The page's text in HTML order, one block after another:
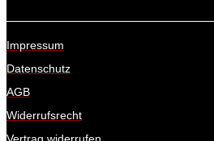
Impressum
Datenschutz
AGB
Widerrufsrecht
Vertrag widerrufen